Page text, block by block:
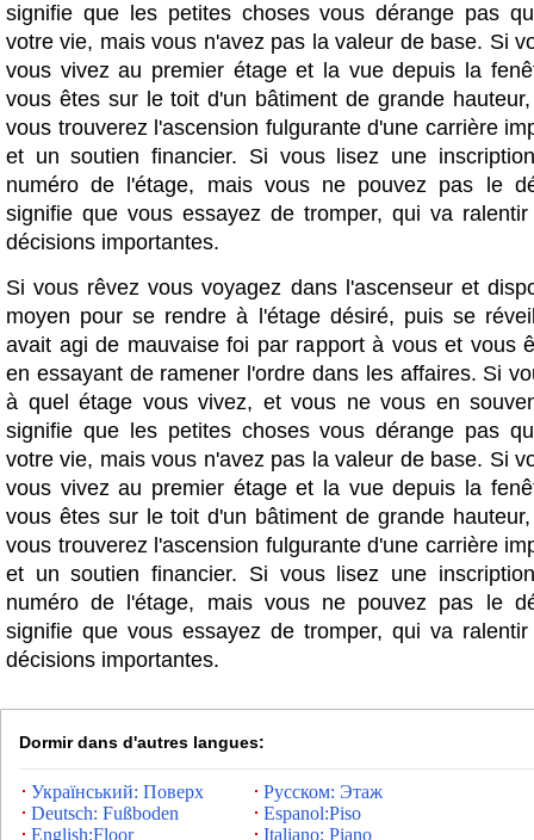
signifie que les petites choses vous dérange pas
votre vie, mais vous n'avez pas la valeur de base. Si
vous vivez au premier étage et la vue depuis la
vous êtes sur le toit d'un bâtiment de grande
vous trouverez l'ascension fulgurante d'une carrière
et un soutien financier. Si vous lisez une
numéro de l'étage, mais vous ne pouvez pas le
signifie que vous essayez de tromper, qui va
décisions importantes.
Si vous rêvez vous voyagez dans l'ascenseur et
moyen pour se rendre à l'étage désiré, puis se
avait agi de mauvaise foi par rapport à vous et vous
en essayant de ramener l'ordre dans les affaires. Si
à quel étage vous vivez, et vous ne vous en
signifie que les petites choses vous dérange pas
votre vie, mais vous n'avez pas la valeur de base. Si
vous vivez au premier étage et la vue depuis la
vous êtes sur le toit d'un bâtiment de grande
vous trouverez l'ascension fulgurante d'une carrière
et un soutien financier. Si vous lisez une
numéro de l'étage, mais vous ne pouvez pas le
signifie que vous essayez de tromper, qui va
décisions importantes.
Dormir dans d'autres langues:
Український: Поверх
Русском: Этаж
Deutsch: Fußboden
Espanol:Piso
English:Floor
Italiano: Piano